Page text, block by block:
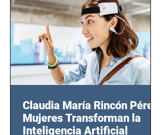
20:00 horas.
Claudia María Rincón Pérez:
Mujeres Transforman la
Inteligencia Artificial